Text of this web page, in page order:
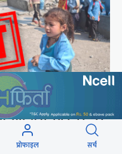
सहुलियत दर, तर
प्रोफाइल सर्च